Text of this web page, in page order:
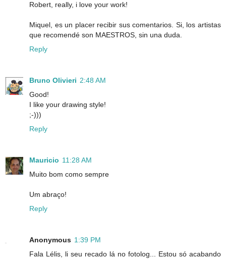
Robert, really, i love your work!
Miquel, es un placer recibir sus comentarios. Si, los artistas
que recomendé son MAESTROS, sin una duda.
Reply
Bruno Olivieri 2:48 AM
Good!
I like your drawing style!
;-)))
Reply
Mauricio 11:28 AM
Muito bom como sempre
Um abraço!
Reply
Anonymous 1:39 PM
Fala Lélis, li seu recado lá no fotolog... Estou só acabando